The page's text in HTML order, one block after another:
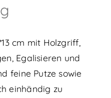
cm mit Holzgriff,
Egalisieren und
feine Putze sowie
einhändig zu